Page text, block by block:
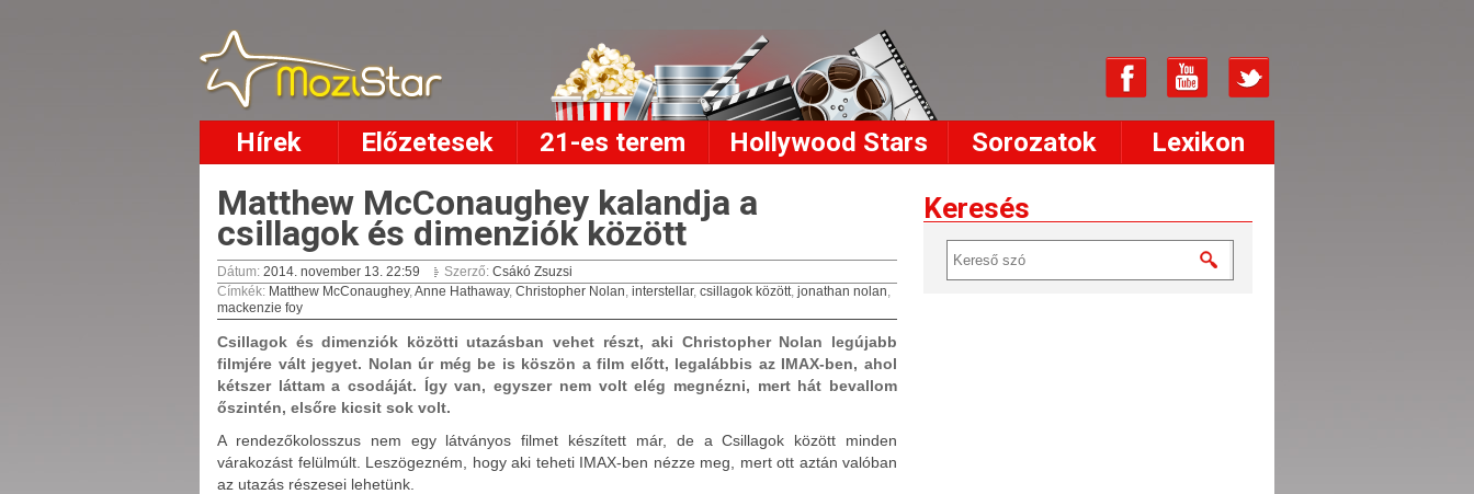
Hírek Előzetesek 21-es terem Hollywood Stars Sorozatok Lexikon
Matthew McConaughey kalandja a
csillagok és dimenziók között
Dátum: 2014. november 13. 22:59 Szerző: Csákó Zsuzsi
Címkék: Matthew McConaughey,Anne Hathaway, Christopher Nolan, interstellar, csillagok között, jonathan nolan,
mackenzie foy
Csillagok és dimenziók közötti utazásban vehet részt, aki Christopher Nolan legújabb
filmjére vált jegyet. Nolan úr még be is köszön a film előtt, legalábbis az IMAX-ben, ahol
kétszer láttam a csodáját. Így van, egyszer nem volt elég megnézni, mert hát bevallom
őszintén, elsőre kicsit sok volt.
A rendezőkolosszus nem egy látványos filmet készített már, de a Csillagok között minden
várakozást felülmúlt. Leszögezném, hogy aki teheti IMAX-ben nézze meg, mert ott aztán valóban
az utazás részesei lehetünk.
Keresés